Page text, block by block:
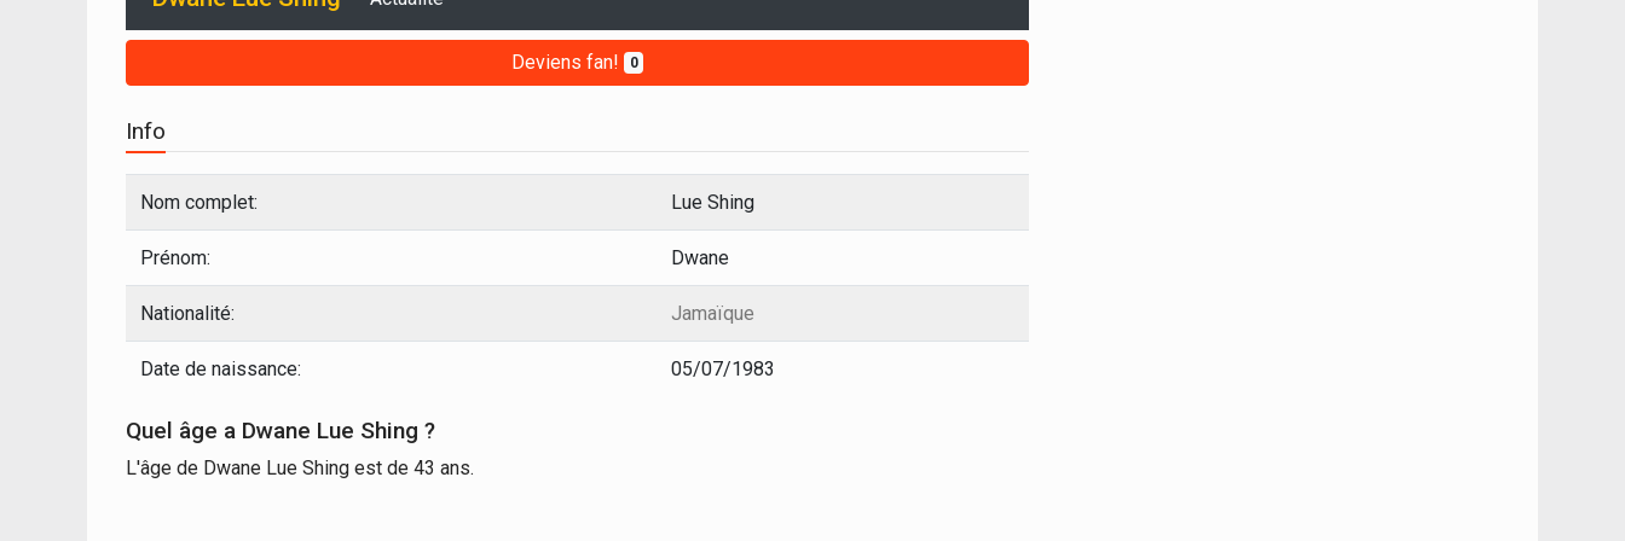
Deviens fan! 0
Info
Nom complet: Lue Shing
Prénom: Dwane
Nationalité: Jamaïque
Date de naissance: 05/07/1983
Quel âge a Dwane Lue Shing ?
L'âge de Dwane Lue Shing est de 43 ans.